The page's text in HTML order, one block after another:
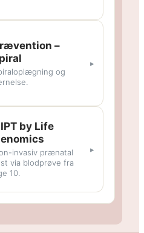
–
og
▸
by Life
invasiv prænatal
via blodprøve fra
10.
▸